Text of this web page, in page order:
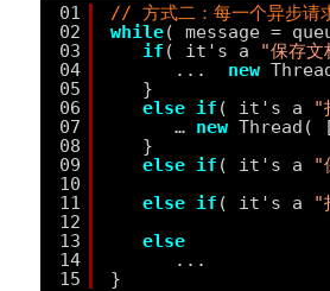
01
02
03
04
05
06
07
08
09
10
11
12
13
14
15
// 方式二：每一个异步请
while( message =
if ( it's a "保存文
... new
}
else if ( it's a "
… new
}
else if ( it's a "
else if ( it's a "
else
...
}